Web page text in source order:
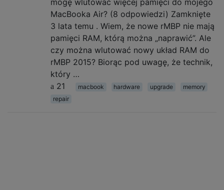
MacBooka Air? (8 odpowiedzi) Zamknięte
3 lata temu . Wiem, że nowe rMBP nie mają
pamięci RAM, którą można „naprawić”. Ale
czy można wlutować nowy układ RAM do
rMBP 2015? Biorąc pod uwagę, że technik,
który …
21
macbook hardware upgrade
memory
repair